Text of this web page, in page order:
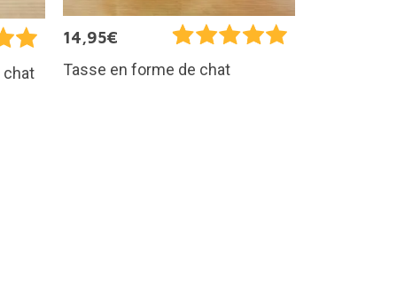
chat
14,95€
Tasse en forme de chat